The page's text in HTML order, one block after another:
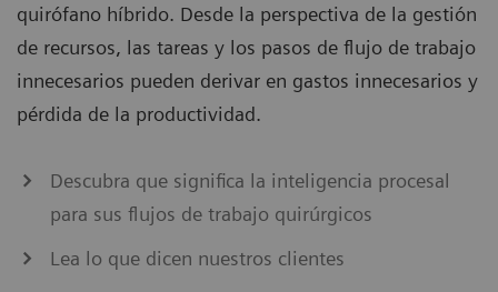
quirófano híbrido. Desde la perspectiva de la gestión
de recursos, las tareas y los pasos de flujo de trabajo
innecesarios pueden derivar en gastos innecesarios y
pérdida de la productividad.
Descubra que significa la inteligencia procesal
para sus flujos de trabajo quirúrgicos
Lea lo que dicen nuestros clientes